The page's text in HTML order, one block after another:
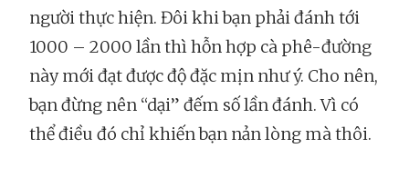
người thực hiện. Đôi khi bạn phải đánh tới
1000 – 2000 lần thì hỗn hợp cà phê-đường
này mới đạt được độ đặc mịn như ý. Cho nên,
bạn đừng nên “dại” đếm số lần đánh. Vì có
thể điều đó chỉ khiến bạn nản lòng mà thôi.